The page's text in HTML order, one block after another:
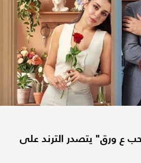
ورق" يتصدر الترند على